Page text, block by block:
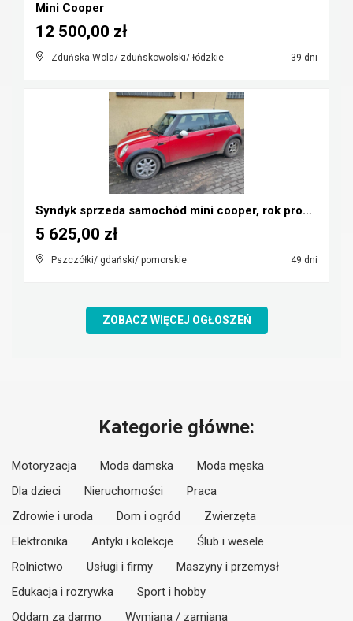
Mini Cooper
Zduńska Wola/ zduńskowolski/ łódzkie 39 dni
12 500,00 zł
Syndyk sprzeda samochód mini cooper, rok prod. 200...
Pszczółki/ gdański/ pomorskie 49 dni
5 625,00 zł
ZOBACZ WIĘCEJ OGŁOSZEŃ
Kategorie główne:
Motoryzacja Moda damska
Moda męska
Dla dzieci
Nieruchomości
Praca
Zdrowie i uroda
Dom i ogród
Zwierzęta
Elektronika
Antyki i kolekcje
Ślub i wesele
Rolnictwo
Usługi i firmy
Maszyny i przemysł
Edukacja i rozrywka
Sport i hobby
Oddam za darmo
Wymiana / zamiana